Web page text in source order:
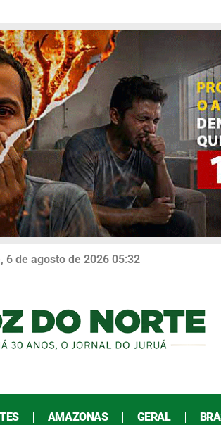
6 de agosto de 2026 05:32
AMAZONAS GERAL